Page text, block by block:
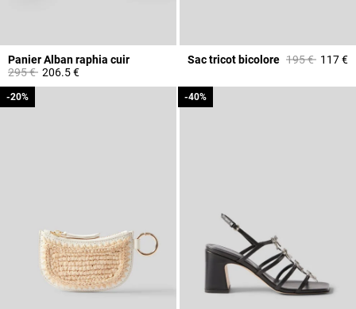
Panier Alban raphia cuir
Prix réduit à partir de
295 €à206.5 €
Sac tricot bicolore Prix réduit à
195 €à117 €
-20%
-20% -40%
-40%